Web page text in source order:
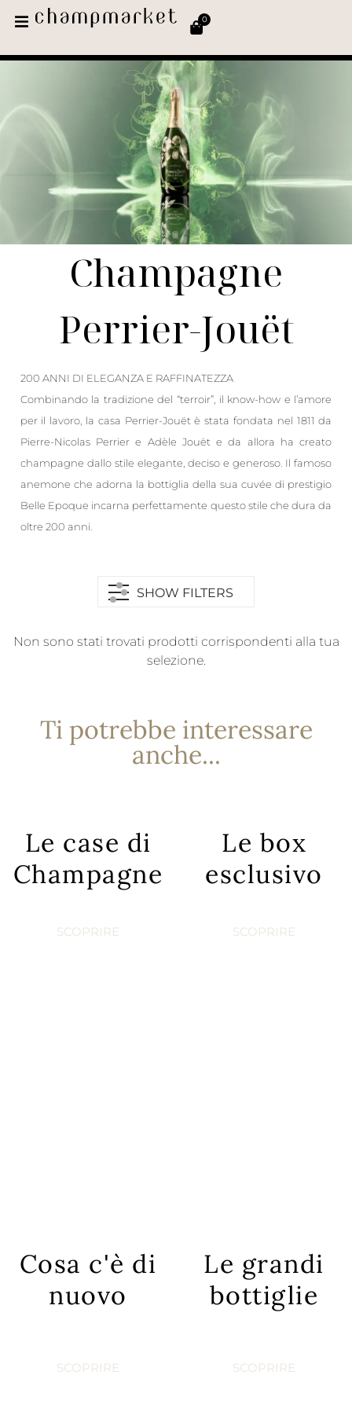
0
Champagne
Perrier-Jouët
200 ANNI DI ELEGANZA E RAFFINATEZZA
Combinando la tradizione del “terroir”, il know-how e l’amore
per il lavoro, la casa Perrier-Jouët è stata fondata nel 1811 da
Pierre-Nicolas Perrier e Adèle Jouët e da allora ha creato
champagne dallo stile elegante, deciso e generoso. Il famoso
anemone che adorna la bottiglia della sua cuvée di prestigio
Belle Epoque incarna perfettamente questo stile che dura da
oltre 200 anni.
SHOW FILTERS
Non sono stati trovati prodotti corrispondenti alla tua
selezione.
Ti potrebbe interessare
anche...
Le case di
Champagne
SCOPRIRE
Le box
esclusivo
SCOPRIRE
Cosa c'è di
nuovo
SCOPRIRE
Le grandi
bottiglie
SCOPRIRE